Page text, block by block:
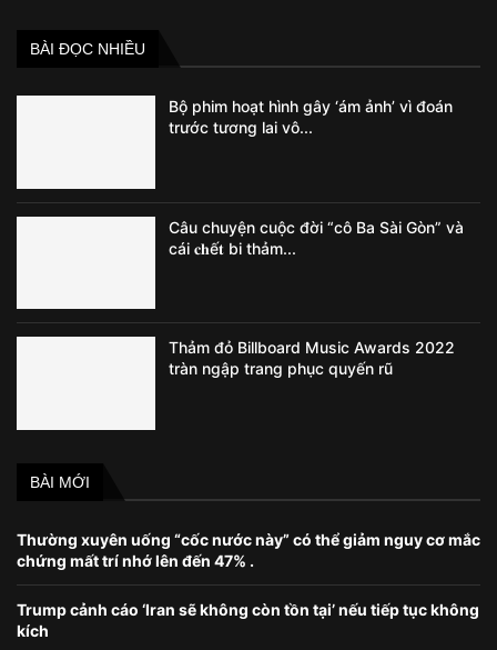
BÀI ĐỌC NHIỀU
Bộ phim hoạt hình gây ‘ám ảnh’ vì đoán
trước tương lai vô...
Câu chuyện cuộc đời “cô Ba Sài Gòn” và
cái 𝐜𝐡ế𝐭 bi thảm...
Thảm đỏ Billboard Music Awards 2022
tràn ngập trang phục quyến rũ
BÀI MỚI
Thường xuyên uống “cốc nước này” có thể giảm nguy cơ mắc
chứng mất trí nhớ lên đến 47% .
Trump cảnh cáo ‘Iran sẽ không còn tồn tại’ nếu tiếp tục không
kích